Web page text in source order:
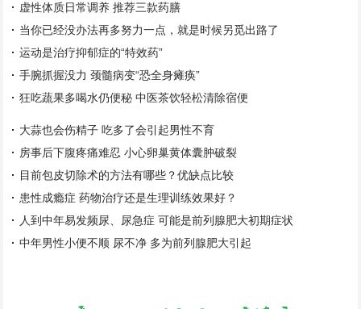
虚性体质日常调养 推荐三款药膳
当你已经没办法再多努力一点，就是时候另觅出路了
运动是治疗抑郁症的“特效药”
手腕抓握没力 颈髓病变“恐全身瘫痪”
狂吃蔬果多喝水仍便秘 中医茶饮轻松清除宿便
大蒜也会伤精子 吃多了会引起男性不育
房事后下腹疼痛难忍 小心卵巢黄体囊肿破裂
目前包皮切除术的方法有哪些？优缺点比较
患性成瘾症 药物治疗还是生理训练效果好？
人到中年易发频尿、尿急症 可能是前列腺肥大初期症状
中年男性小便不顺 尿不净 多为前列腺肥大引起